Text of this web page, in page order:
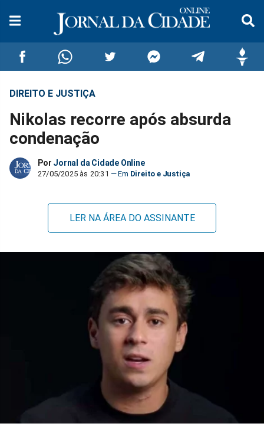
Compartilhar
no
Facebook
Compartilhar
no
Whatsapp
Compartilhar
no
Twitter
no
Messenger
no
DIREITO E JUSTIÇA
Nikolas recorre após absurda
condenação
Por Jornal da Cidade Online
27/05/2025 às 20:31 Direito e Justiça
LER NA ÁREA DO ASSINANTE